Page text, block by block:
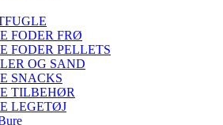
FODER FRØ
FODER PELLETS
OG SAND
SNACKS
TILBEHØR
LEGETØJ